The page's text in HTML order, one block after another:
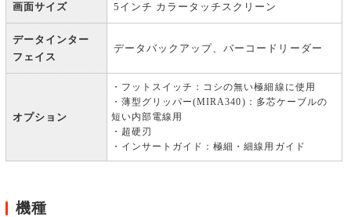
画面サイズ 5インチ カラータッチスクリーン
データインター
フェイス
データバックアップ、バーコードリーダー
オプション
・フットスイッチ：コシの無い極細線に使用
・薄型グリッパー(MIRA340)：多芯ケーブルの
短い内部電線用
・超硬刃
・インサートガイド：極細・細線用ガイド
機種